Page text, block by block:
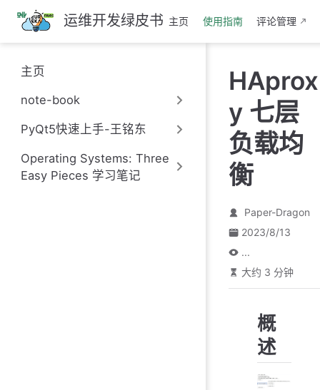
跳
至
主
要
內
运维开发绿皮书 主页 使用指南 评论管理
主页
note-book
PyQt5快速上手-王铭东
Operating Systems: Three
Easy Pieces 学习笔记
HAprox
y 七层
负载均
衡
Paper-Dragon
2023/8/13
...
大约 3 分钟
概
述